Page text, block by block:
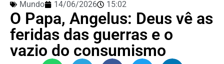
Mundo 14/06/2026 15:02
O Papa, Angelus: Deus vê as
feridas das guerras e o
vazio do consumismo